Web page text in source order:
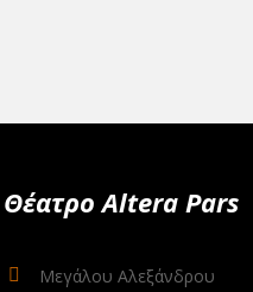
Θέατρο Altera Pars
Μεγάλου Αλεξάνδρου